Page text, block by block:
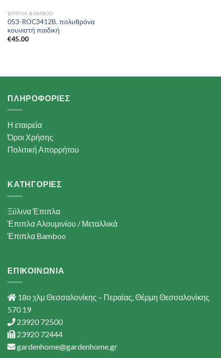
ΈΠΙΠΛΑ BAMBOO
053-ROC3412B. πολυθρόνα
κουνιστή παιδική
€45.00
ΠΛΗΡΟΦΟΡΙΕΣ
Η εταιρεία
Όροι Χρήσης
Πολιτική Απορρήτου
ΚΑΤΗΓΟΡΙΕΣ
Ξύλινα Έπιπλα
Έπιπλα Αλουμινίου / Μεταλλικά
Έπιπλα Bamboo
ΕΠΙΚΟΙΝΩΝΙΑ
18ο χλμ Θεσσαλονίκης – Περαίας, Θέρμη Θεσσαλονίκης
570 19
23920 72500
23920 72444
gardenhome@gardenhome.gr